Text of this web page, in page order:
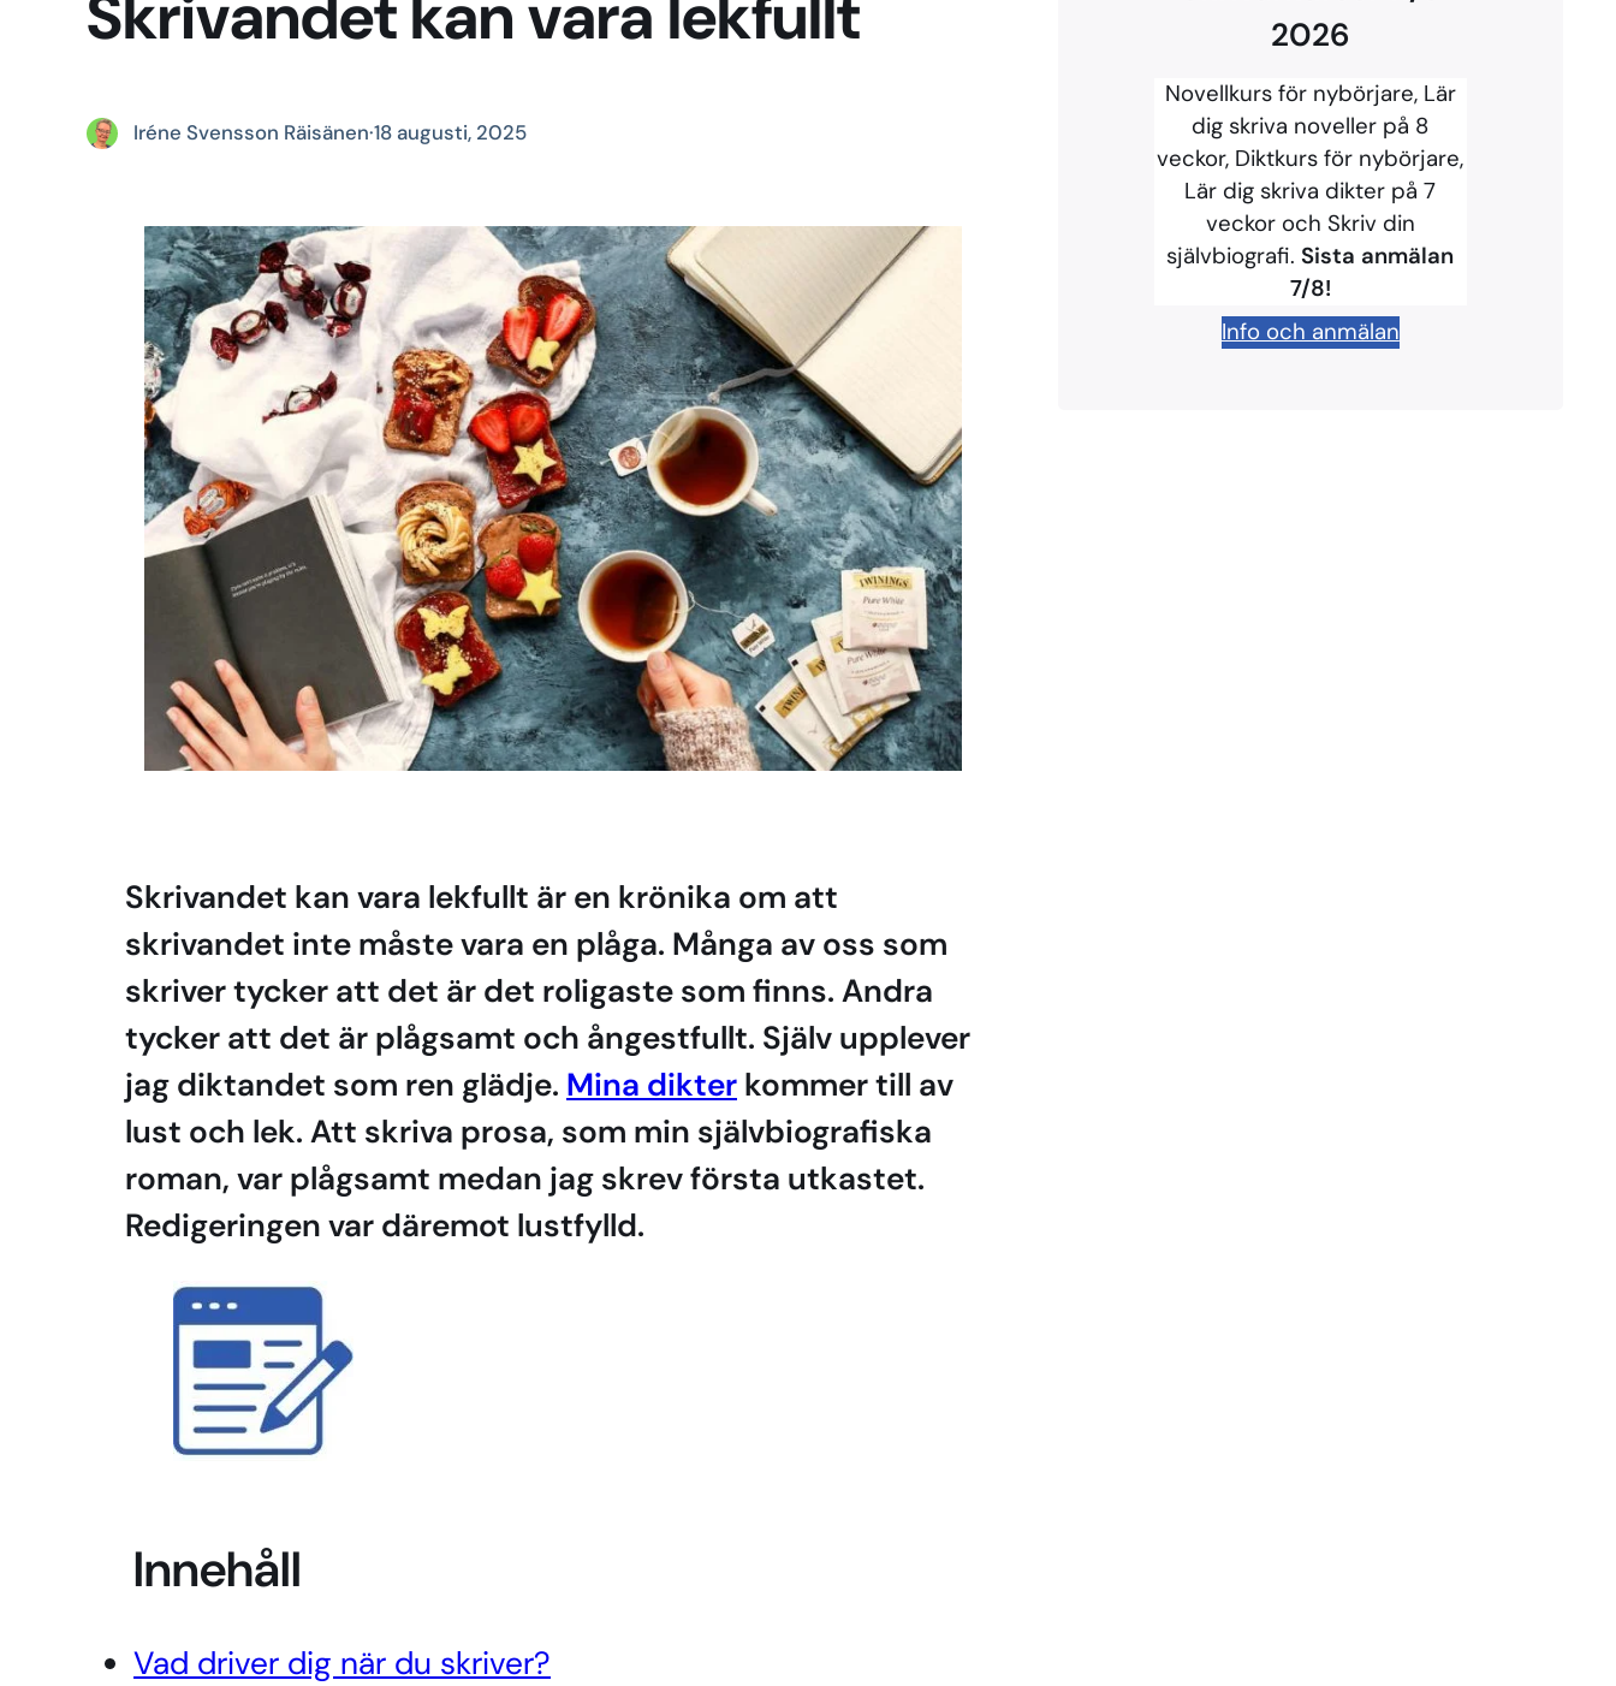
Skrivandet kan vara lekfullt
Iréne Svensson Räisänen·18 augusti, 2025
Skrivandet kan vara lekfullt är en krönika om att
skrivandet inte måste vara en plåga. Många av oss som
skriver tycker att det är det roligaste som finns. Andra
tycker att det är plågsamt och ångestfullt. Själv upplever
jag diktandet som ren glädje. Mina dikter kommer till av
lust och lek. Att skriva prosa, som min självbiografiska
roman, var plågsamt medan jag skrev första utkastet.
Redigeringen var däremot lustfylld.
Innehåll
Vad driver dig när du skriver?
2026
Novellkurs för nybörjare, Lär
dig skriva noveller på 8
veckor, Diktkurs för nybörjare,
Lär dig skriva dikter på 7
veckor och Skriv din
självbiografi.Sista anmälan
7/8!
Info och anmälan